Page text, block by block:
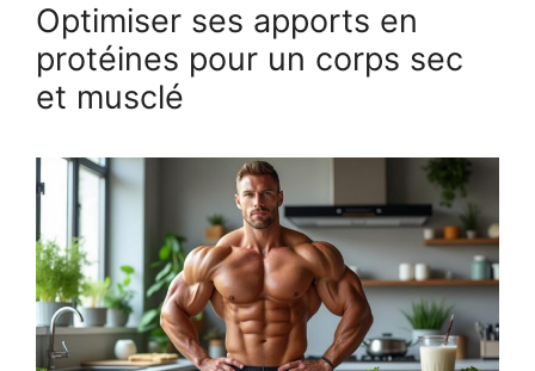
Optimiser ses apports en
protéines pour un corps sec
et musclé